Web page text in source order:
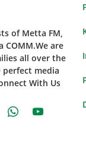
of Metta FM,
COMM.We are
all over the
media
With Us
whatsappyoutube